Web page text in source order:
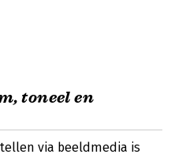
toneel en
via beeldmedia is